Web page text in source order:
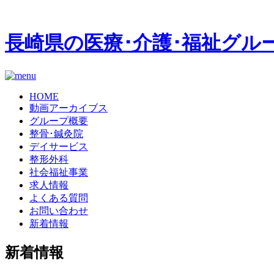
長崎県の医療･介護･福祉グル
HOME
動画アーカイブス
グループ概要
整骨･鍼灸院
デイサービス
整形外科
社会福祉事業
求人情報
よくある質問
お問い合わせ
新着情報
新着情報